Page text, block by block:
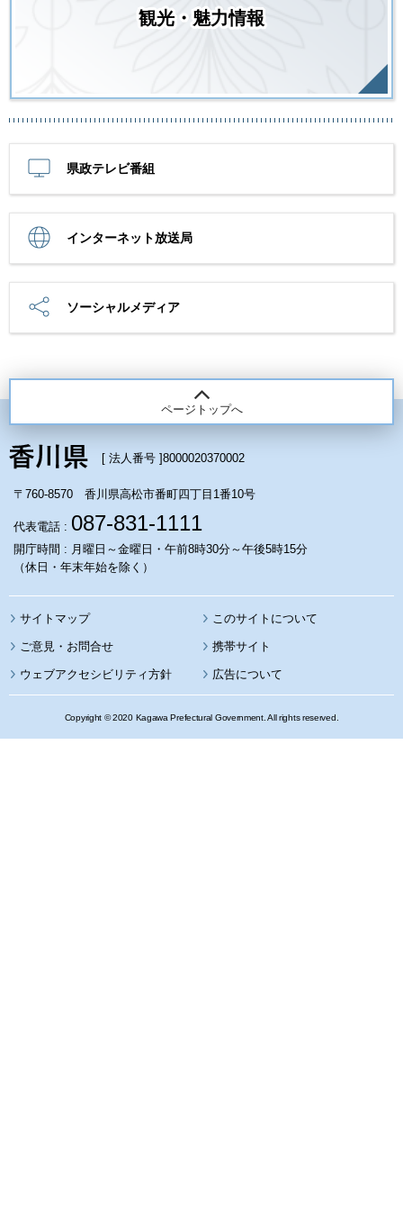
観光・魅力情報
県政テレビ番組
インターネット放送局
ソーシャルメディア
ページトップへ
[ 法人番号 ]8000020370002
〒760-8570 香川県高松市番町四丁目1番10号
代表電話 : 087-831-1111
開庁時間 : 月曜日～金曜日・午前8時30分～午後5時15分
（休日・年末年始を除く）
サイトマップ このサイトについて
携帯サイト
ウェブアクセシビリティ方針 広告について
Copyright © 2020 Kagawa Prefectural Government. All rights reserved.